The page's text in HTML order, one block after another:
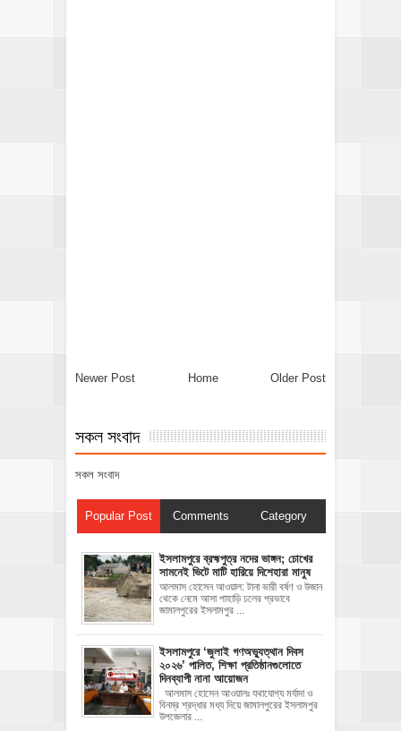
Newer Post Older Post
Home
সকল সংবাদ
সকল সংবাদ
Popular Post Comments Category
ইসলামপুরে ব্রহ্মপুত্র নদের ভাঙ্গন; চোখের
সামনেই ভিটে মাটি হারিয়ে দিশেহারা মানুষ
আলমাস হোসেন আওয়াল: টানা ভারী বর্ষণ ও উজান
থেকে নেমে আসা পাহাড়ি ঢলের প্রভাবে
জামালপুরের ইসলামপুর ...
‎ইসলামপুরে ‘জুলাই গণঅভ্যুত্থান দিবস
২০২৬’ পালিত, শিক্ষা প্রতিষ্ঠানগুলোতে
দিনব্যাপী নানা আয়োজন
‎​আলমাস হোসেন আওয়ালঃ‎ ‎​যথাযোগ্য মর্যাদা ও
বিনম্র শ্রদ্ধার মধ্য দিয়ে জামালপুরের ইসলামপুর
উপজেলার ...